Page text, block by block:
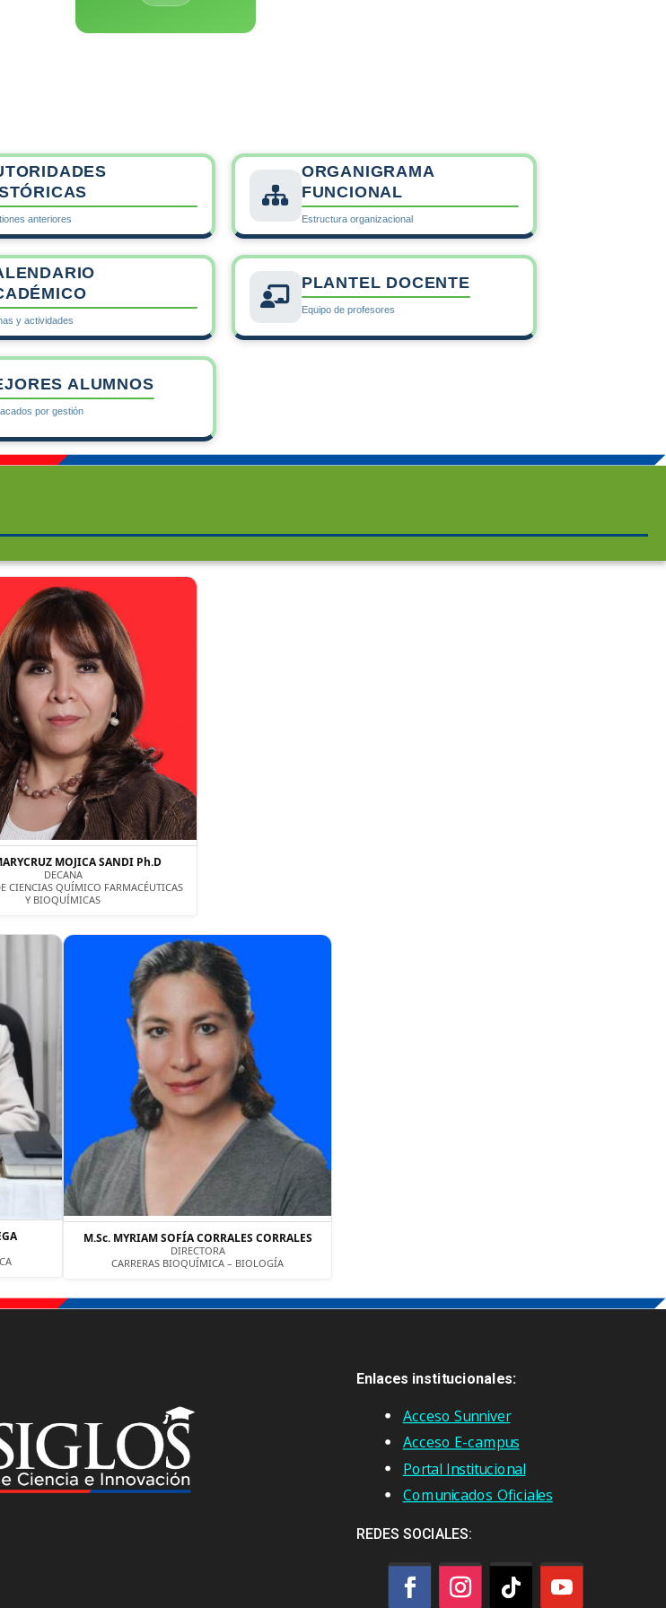
áreas de su competencia, mediante programas de
pre y posgrado con perfiles que respondan a las
anteriores
ORGANIGRAMA
FUNCIONAL
Estructura organizacional
y actividades
PLANTEL DOCENTE
Equipo de profesores
ALUMNOS
por gestión
MOJICA SANDI Ph.D
DECANA
CIENCIAS QUÍMICO FARMACÉUTICAS
Y BIOQUÍMICAS
M.Sc. MYRIAM SOFÍA CORRALES CORRALES
DIRECTORA
CARRERAS BIOQUÍMICA – BIOLOGÍA
Enlaces institucionales:
Acceso Sunniver
Acceso E-campus
Portal Institucional
Comunicados Oficiales
REDES SOCIALES: